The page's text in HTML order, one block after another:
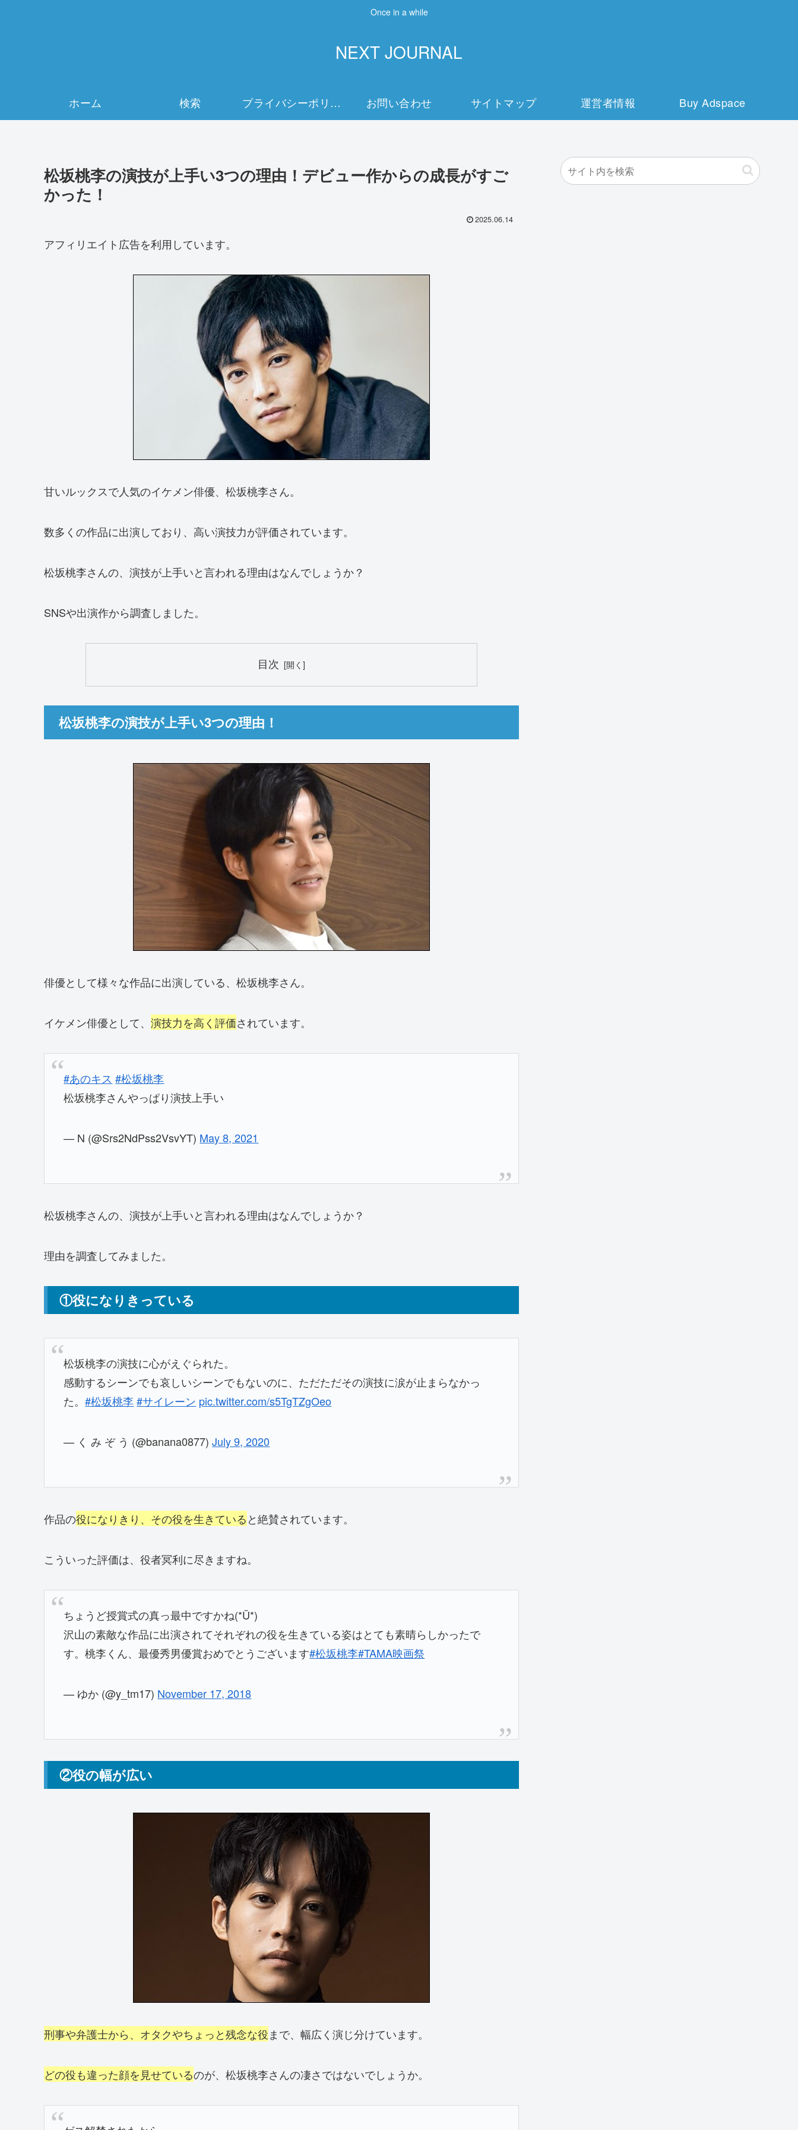
Once in a while
NEXT JOURNAL
ホーム 検索 プライバシーポリシー お問い合わせ サイトマップ 運営者情報 Buy Adspace
松坂桃李の演技が上手い3つの理由！デビュー作からの成長がすご
かった！
2025.06.14
アフィリエイト広告を利用しています。
甘いルックスで人気のイケメン俳優、松坂桃李さん。
数多くの作品に出演しており、高い演技力が評価されています。
松坂桃李さんの、演技が上手いと言われる理由はなんでしょうか？
SNSや出演作から調査しました。
目次
松坂桃李の演技が上手い3つの理由！
俳優として様々な作品に出演している、松坂桃李さん。
イケメン俳優として、 演技力を高く評価されています。
#あのキス #松坂桃李
松坂桃李さんやっぱり演技上手い
— N (@Srs2NdPss2VsvYT) May 8, 2021
松坂桃李さんの、演技が上手いと言われる理由はなんでしょうか？
理由を調査してみました。
①役になりきっている
松坂桃李の演技に心がえぐられた。
感動するシーンでも哀しいシーンでもないのに、ただただその演技に涙が止まらなかっ
た。#松坂桃李 #サイレーン pic.twitter.com/s5TgTZgOeo
— く み ぞ う (@banana0877)July 9, 2020
作品の役になりきり、その役を生きていると絶賛されています。
こういった評価は、役者冥利に尽きますね。
ちょうど授賞式の真っ最中ですかね(*Ü*)
沢山の素敵な作品に出演されてそれぞれの役を生きている姿はとても素晴らしかったで
す。桃李くん、最優秀男優賞おめでとうございます#松坂桃李#TAMA映画祭
— ゆか (@y_tm17) November 17, 2018
②役の幅が広い
刑事や弁護士から、オタクやちょっと残念な役まで、幅広く演じ分けています。
どの役も違った顔を見せているのが、松坂桃李さんの凄さではないでしょうか。